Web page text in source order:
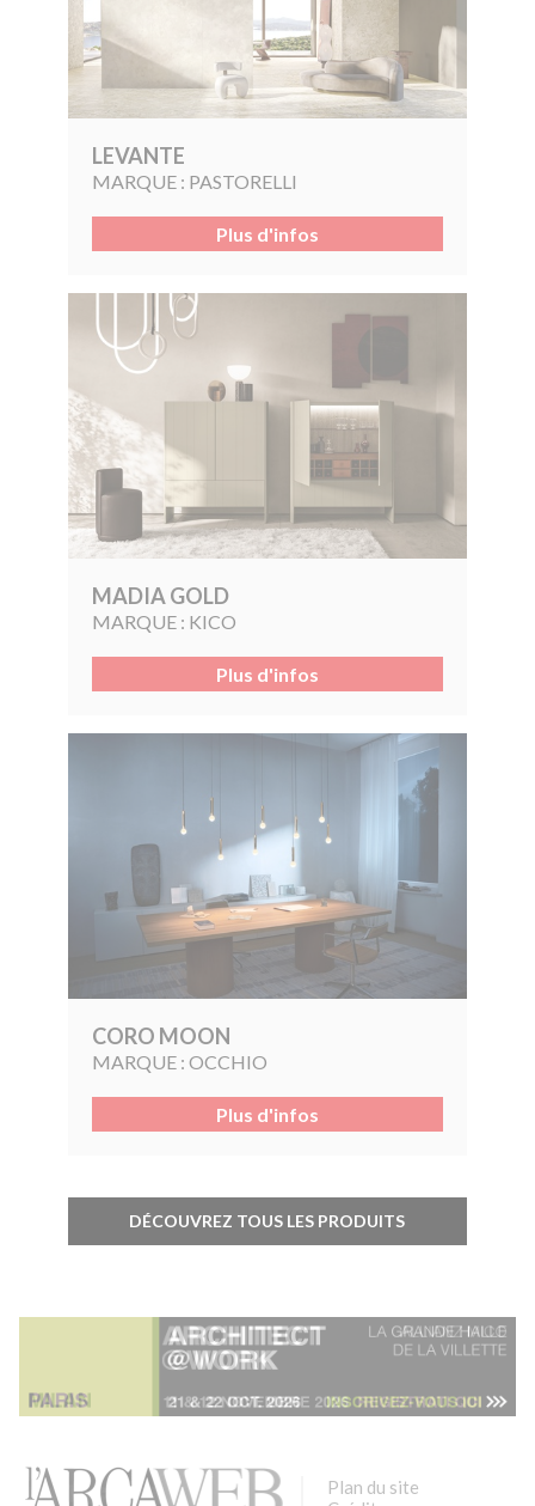
LEVANTE
MARQUE : PASTORELLI
Plus d'infos
MADIA GOLD
MARQUE : KICO
Plus d'infos
CORO MOON
MARQUE :OCCHIO
Plus d'infos
DÉCOUVREZ TOUS LES PRODUITS
Plan du site